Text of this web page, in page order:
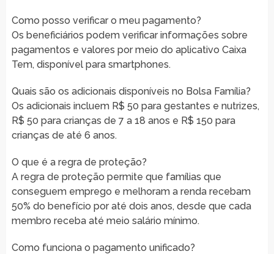
Como posso verificar o meu pagamento?
Os beneficiários podem verificar informações sobre
pagamentos e valores por meio do aplicativo Caixa
Tem, disponível para smartphones.
Quais são os adicionais disponíveis no Bolsa Família?
Os adicionais incluem R$ 50 para gestantes e nutrizes,
R$ 50 para crianças de 7 a 18 anos e R$ 150 para
crianças de até 6 anos.
O que é a regra de proteção?
A regra de proteção permite que famílias que
conseguem emprego e melhoram a renda recebam
50% do benefício por até dois anos, desde que cada
membro receba até meio salário mínimo.
Como funciona o pagamento unificado?